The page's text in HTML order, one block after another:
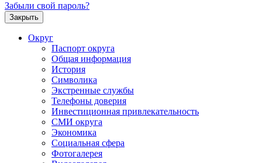
Забыли свой пароль?
Закрыть
Округ
Паспорт округа
Общая информация
История
Символика
Экстренные службы
Телефоны доверия
Инвестиционная привлекательность
СМИ округа
Экономика
Социальная сфера
Фотогалерея